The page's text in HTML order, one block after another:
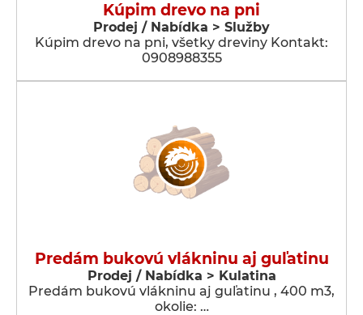
Kúpim drevo na pni
Prodej / Nabídka > Služby
Kúpim drevo na pni, všetky dreviny Kontakt:
0908988355
Predám bukovú vlákninu aj guľatinu
Prodej / Nabídka > Kulatina
Predám bukovú vlákninu aj guľatinu , 400 m3,
okolie: …